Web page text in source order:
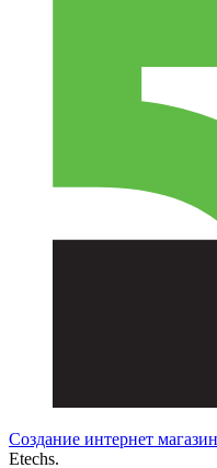
Создание интернет
Etechs.